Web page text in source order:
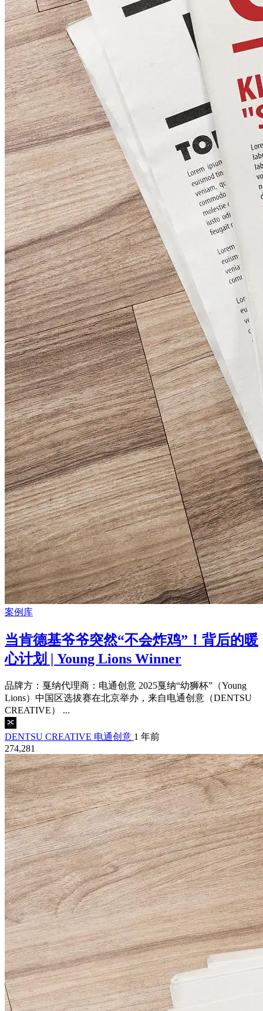
案例库
当肯德基爷爷突然“不会炸鸡”！背后的暖
心计划 | Young Lions Winner
品牌方：戛纳代理商：电通创意 2025戛纳“幼狮杯”（Young
Lions）中国区选拔赛在北京举办，来自电通创意（DENTSU
CREATIVE） ...
DENTSU CREATIVE 电通创意 1 年前
274,281